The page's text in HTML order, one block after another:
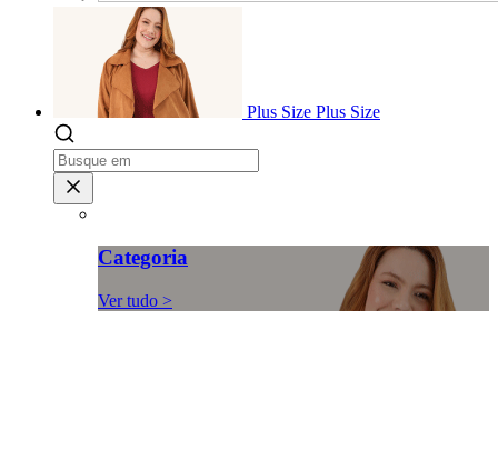
Plus Size Plus Size
Categoria
Ver tudo >